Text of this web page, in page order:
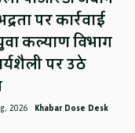
पर कार्रवाई
कल्याण विभाग
पर उठे
2026 Khabar Dose Desk